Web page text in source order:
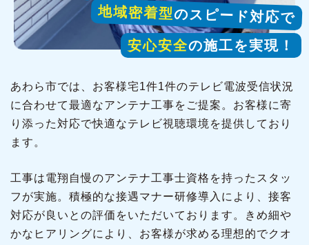
地域密着型のスピード対応で
安心安全の施工を実現！
あわら市では、お客様宅1件1件のテレビ電波受信状況
に合わせて最適なアンテナ工事をご提案。お客様に寄
り添った対応で快適なテレビ視聴環境を提供しており
ます。
工事は電翔自慢のアンテナ工事士資格を持ったスタッ
フが実施。積極的な接遇マナー研修導入により、接客
対応が良いとの評価をいただいております。きめ細や
かなヒアリングにより、お客様が求める理想的でクオ